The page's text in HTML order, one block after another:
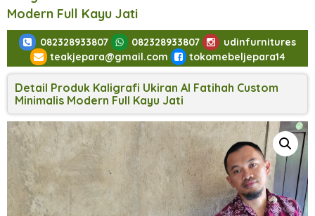
Modern Full Kayu Jati
082328933807 082328933807
udinfurnitures
teakjepara@gmail.com
tokomebeljepara14
Detail Produk Kaligrafi Ukiran Al Fatihah Custom
Minimalis Modern Full Kayu Jati